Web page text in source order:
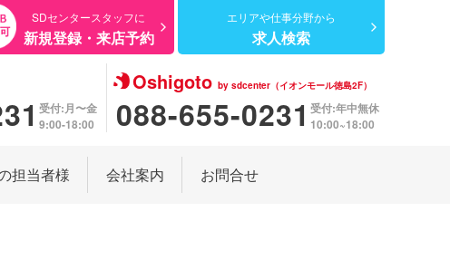
エリアや仕事分野から
求人検索
SDセンタースタッフに
新規登録・来店予約
受付:月〜金
9:00-18:00
Oshigotoby sdcenter（イオンモール徳島2F）
088-655-0231受付:年中無休
10:00~18:00
担当者様 会社案内 お問合せ